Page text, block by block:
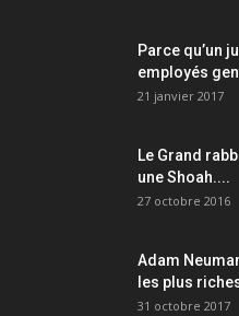
Parce qu’un
employés
21 janvier 2017
Le Grand
une Shoah....
27 octobre 2016
Adam
les plus
31 octobre 2017